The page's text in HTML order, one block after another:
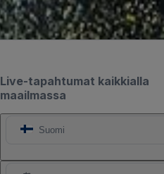
Live-tapahtumat kaikkialla
maailmassa
Suomi